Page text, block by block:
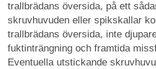
trallbrädans översida, på ett
skruvhuvuden eller spikskallar
trallbrädans översida, inte
fuktinträngning och framtida
Eventuella utstickande